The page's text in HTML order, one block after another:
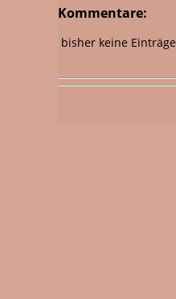
Kommentare:
bisher keine Einträge